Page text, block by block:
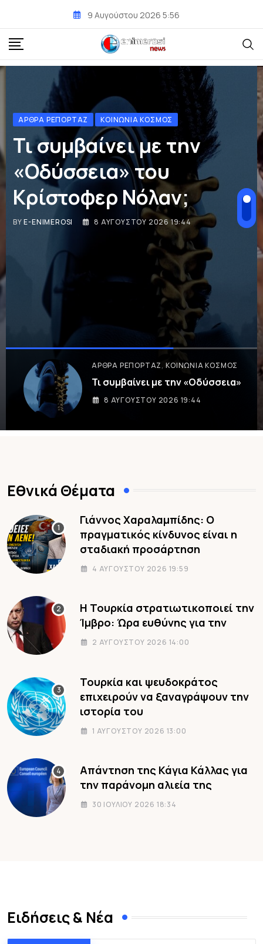
9 Αυγούστου 2026 5:56
ΛΟΓΟΤΕΧΝΊΑ
Πεντόβολα
BYE-ENIMEROSI 8 ΑΥΓΟΎΣΤΟΥ 2026 18:30
ΛΟΓΟΤΕΧΝΊΑ
Πεντόβολα
8 ΑΥΓΟΎΣΤΟΥ 2026 18:30
Εθνικά Θέματα
Γιάννος Χαραλαμπίδης: Ο
πραγματικός κίνδυνος είναι η
σταδιακή προσάρτηση
4 ΑΥΓΟΎΣΤΟΥ 2026 19:59
Η Τουρκία στρατιωτικοποιεί την
Ίμβρο: Ώρα ευθύνης για την
2 ΑΥΓΟΎΣΤΟΥ 2026 14:00
Τουρκία και ψευδοκράτος
επιχειρούν να ξαναγράψουν την
ιστορία του
1 ΑΥΓΟΎΣΤΟΥ 2026 13:00
Απάντηση της Κάγια Κάλλας για
την παράνομη αλιεία της
30 ΙΟΥΛΊΟΥ 2026 18:34
Ειδήσεις & Νέα